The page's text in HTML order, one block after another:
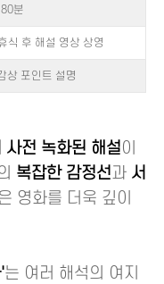
분
식 후 해설 영상 상영
상 포인트 설명
사전 녹화된 해설이
복잡한 감정선과 서
영화를 더욱 깊이
는 여러 해석의 여지